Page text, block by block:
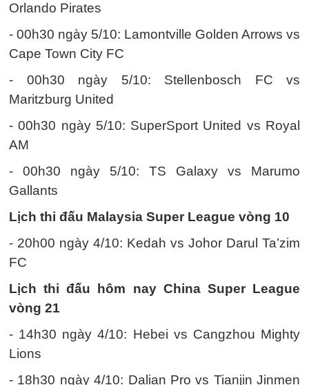
Orlando Pirates
- 00h30 ngày 5/10: Lamontville Golden Arrows vs
Cape Town City FC
- 00h30 ngày 5/10: Stellenbosch FC vs
Maritzburg United
- 00h30 ngày 5/10: SuperSport United vs Royal
AM
- 00h30 ngày 5/10: TS Galaxy vs Marumo
Gallants
Lịch thi đấu Malaysia Super League vòng 10
- 20h00 ngày 4/10: Kedah vs Johor Darul Ta’zim
FC
Lịch thi đấu hôm nay China Super League
vòng 21
- 14h30 ngày 4/10: Hebei vs Cangzhou Mighty
Lions
- 18h30 ngày 4/10: Dalian Pro vs Tianjin Jinmen